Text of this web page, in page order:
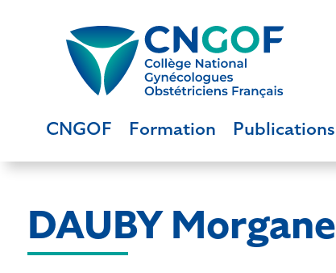
CNGOF Formation Publications
DAUBY Morgane